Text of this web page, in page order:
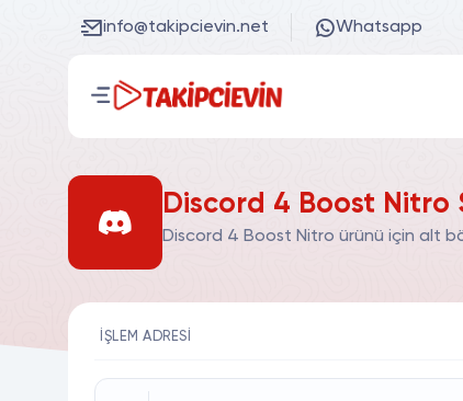
info@takipcievin.net Whatsapp
Discord 4 Boost Nitro
Discord 4 Boost Nitro ürünü için alt
İŞLEM ADRESI